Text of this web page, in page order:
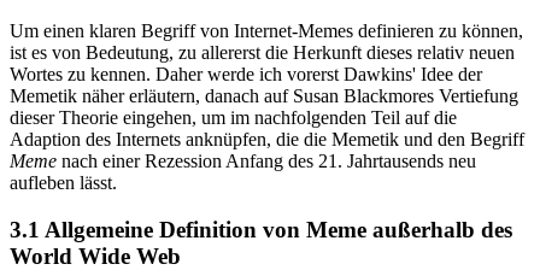
Um einen klaren Begriff von Internet-Memes definieren zu können,
ist es von Bedeutung, zu allererst die Herkunft dieses relativ neuen
Wortes zu kennen. Daher werde ich vorerst Dawkins' Idee der
Memetik näher erläutern, danach auf Susan Blackmores Vertiefung
dieser Theorie eingehen, um im nachfolgenden Teil auf die
Adaption des Internets anknüpfen, die die Memetik und den Begriff
Meme nach einer Rezession Anfang des 21. Jahrtausends neu
aufleben lässt.
3.1 Allgemeine Definition von Meme außerhalb des
World Wide Web